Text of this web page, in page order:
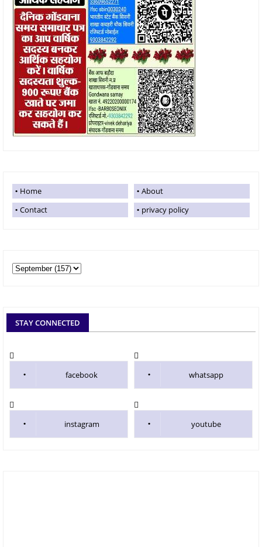
Home
About
Contact
privacy policy
STAY CONNECTED
facebook whatsapp
instagram youtube